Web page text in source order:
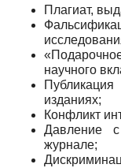
Плагиат,
научного
изданиях;
Конфликт
Давление
журнале;